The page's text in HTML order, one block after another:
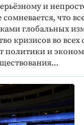
и
что
глобальных
кризисов во всех
политики и